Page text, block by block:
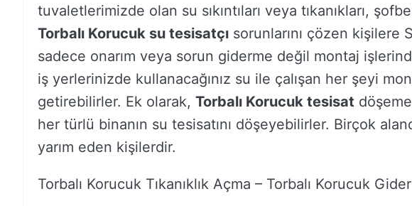
tuvaletlerimizde olan su sıkıntıları veya tıkanıkları,
Torbalı Korucuk su tesisatçı sorunlarını çözen kişilere
sadece onarım veya sorun giderme değil montaj
iş yerlerinizde kullanacağınız su ile çalışan her şeyi
getirebilirler. Ek olarak, Torbalı Korucuk tesisat
her türlü binanın su tesisatını döşeyebilirler. Birçok
yarım eden kişilerdir.
Torbalı Korucuk Tıkanıklık Açma – Torbalı Korucuk